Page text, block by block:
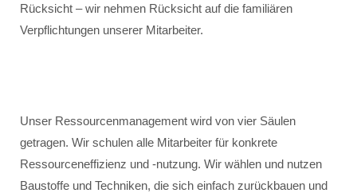
Rücksicht – wir nehmen Rücksicht auf die familiären
Verpflichtungen unserer Mitarbeiter.
Unser Ressourcenmanagement wird von vier Säulen
getragen. Wir schulen alle Mitarbeiter für konkrete
Ressourceneffizienz und -nutzung. Wir wählen und nutzen
Baustoffe und Techniken, die sich einfach zurückbauen und